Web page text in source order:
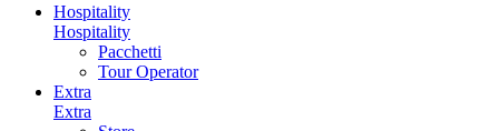
Hospitality
Hospitality
Pacchetti
Tour Operator
Extra
Extra